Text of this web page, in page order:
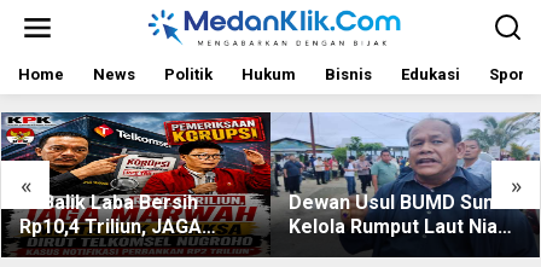
t
i
k
e
o
n
t
Home News Politik Hukum Bisnis Edukasi Sport
« »
Di Balik Laba Bersih
Rp10,4 Triliun, JAGA
MARWAH Desak KPK
Dewan Usul BUMD Sumut
Kelola Rumput Laut Nias
Utara dari Hulu ke Hilir